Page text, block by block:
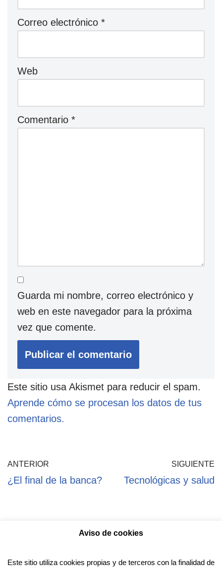
Correo electrónico *
Web
Comentario *
Guarda mi nombre, correo electrónico y
web en este navegador para la próxima
vez que comente.
Este sitio usa Akismet para reducir el spam.
Aprende cómo se procesan los datos de tus
comentarios.
ANTERIOR
¿El final de la banca?
SIGUIENTE
Tecnológicas y salud
Política de Cookies
Aviso de cookies
Este sitio utiliza cookies propias y de terceros con la finalidad de